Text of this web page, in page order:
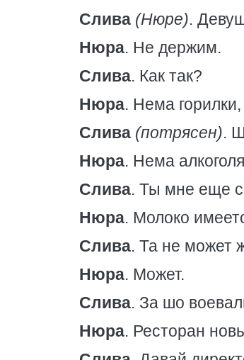
Слива (Нюре).
Нюра. Не держим.
Слива. Как так?
Нюра. Нема
Слива (потрясен).
Нюра. Нема
Слива. Ты мне еще
Нюра. Молоко
Слива. Та не может
Нюра. Может.
Слива. За шо
Нюра. Ресторан